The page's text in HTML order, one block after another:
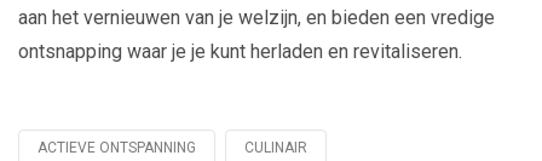
aan het vernieuwen van je welzijn, en bieden een vredige
ontsnapping waar je je kunt herladen en revitaliseren.
ACTIEVE ONTSPANNING CULINAIR